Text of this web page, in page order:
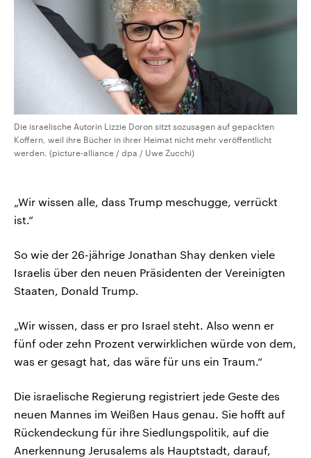
Die israelische Autorin Lizzie Doron sitzt sozusagen auf gepackten
Koffern, weil ihre Bücher in ihrer Heimat nicht mehr veröffentlicht
werden. (picture-alliance / dpa / Uwe Zucchi)
„Wir wissen alle, dass Trump meschugge, verrückt
ist.“
So wie der 26-jährige Jonathan Shay denken viele
Israelis über den neuen Präsidenten der Vereinigten
Staaten, Donald Trump.
„Wir wissen, dass er pro Israel steht. Also wenn er
fünf oder zehn Prozent verwirklichen würde von dem,
was er gesagt hat, das wäre für uns ein Traum.“
Die israelische Regierung registriert jede Geste des
neuen Mannes im Weißen Haus genau. Sie hofft auf
Rückendeckung für ihre Siedlungspolitik, auf die
Anerkennung Jerusalems als Hauptstadt, darauf,